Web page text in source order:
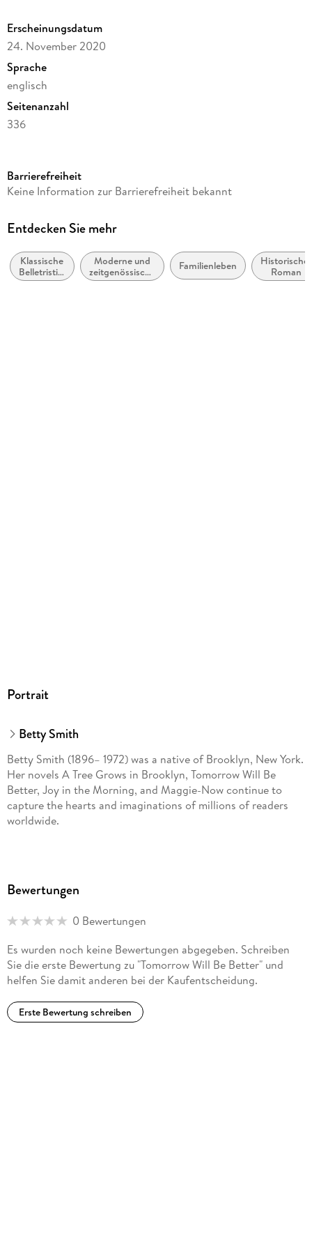
Erscheinungsdatum
24. November 2020
Sprache
englisch
Seitenanzahl
336
Autor/Autorin
Verlag/Hersteller
Produktart
kartoniert
Barrierefreiheit
Keine Information zur Barrierefreiheit bekannt
Entdecken Sie mehr
Klassische
Belletristik:
allgemein
Moderne und
zeitgenössische
Liebesromane /
Familienleben
Historischer
Roman
Portrait
Betty Smith
Betty Smith (1896– 1972) was a native of Brooklyn, New York.
Her novels A Tree Grows in Brooklyn, Tomorrow Will Be
Better, Joy in the Morning, and Maggie-Now continue to
capture the hearts and imaginations of millions of readers
worldwide.
Bewertungen
0 Bewertungen
Es wurden noch keine Bewertungen abgegeben. Schreiben
Sie die erste Bewertung zu "Tomorrow Will Be Better" und
helfen Sie damit anderen bei der Kaufentscheidung.
Erste Bewertung schreiben